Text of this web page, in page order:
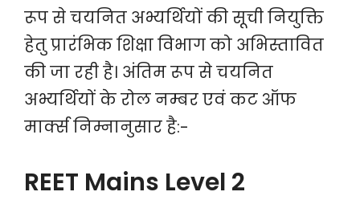
रूप से चयनित अभ्यर्थियों की सूची नियुक्ति
हेतु प्रारंभिक शिक्षा विभाग को अभिस्तावित
की जा रही है। अंतिम रूप से चयनित
अभ्यर्थियों के रोल नम्बर एवं कट ऑफ
मार्क्स निम्नानुसार है:-
REET Mains Level 2